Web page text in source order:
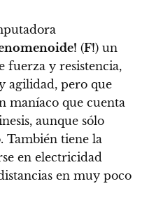
(F!) un
fuerza y resistencia,
agilidad, pero que
maníaco que cuenta
aunque sólo
También tiene la
en electricidad
en muy poco